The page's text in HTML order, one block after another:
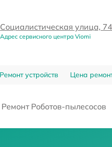
Социалистическая улица, 74
Адрес сервисного центра Viomi
устройств Цена
Ремонт Роботов-пылесосов